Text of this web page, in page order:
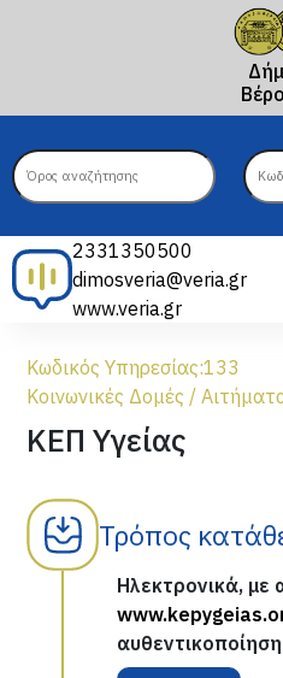
2331350500
dimosveria@veria.gr
www.veria.gr
Κωδικός Υπηρεσίας:133
Κοινωνικές Δομές/
ΚΕΠ Υγείας
Τρόπος
Ηλεκτρονικά, με